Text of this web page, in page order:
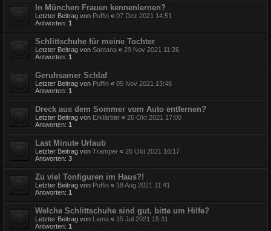
In München Frauen kennenlernen?
Letzter Beitrag von Puffin « 07 Dez 2021 14:51
Antworten: 1
Schlittschuhe für meine Tochter
Letzter Beitrag von Santana « 29 Nov 2021 11:26
Antworten: 1
Geruhsamer Schlaf
Letzter Beitrag von Puffin « 05 Nov 2021 13:48
Antworten: 1
Dreck aus dem Sommer vom Auto entfernen?
Letzter Beitrag von Erklärbär « 26 Okt 2021 17:00
Antworten: 1
Last Minute Urlaub
Letzter Beitrag von Tramper « 26 Okt 2021 16:17
Antworten: 3
Zu viel Tonfiguren im Haus?!
Letzter Beitrag von Puffin « 18 Aug 2021 11:41
Antworten: 1
Welche Schlittschuhe sind gut, bitte um Hilfe?
Letzter Beitrag von Lama « 15 Jul 2021 15:31
Antworten: 1